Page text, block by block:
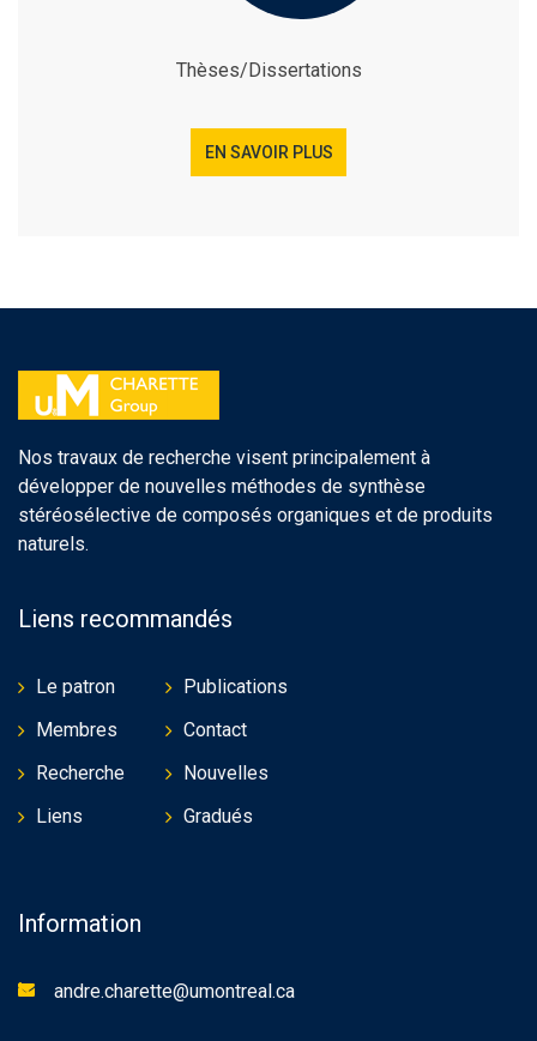
Thèses/Dissertations
EN SAVOIR PLUS
Nos travaux de recherche visent principalement à
développer de nouvelles méthodes de synthèse
stéréosélective de composés organiques et de produits
naturels.
Liens recommandés
Le patron
Membres
Recherche
Liens
Publications
Contact
Nouvelles
Gradués
Information
andre.charette@umontreal.ca